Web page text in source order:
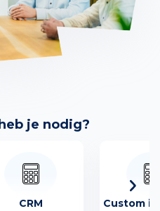
je nodig?
CRM Custom